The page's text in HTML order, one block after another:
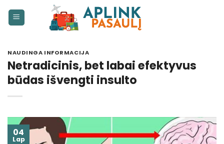
NAUDINGA INFORMACIJA
Netradicinis, bet labai efektyvus
būdas išvengti insulto
04
Lap